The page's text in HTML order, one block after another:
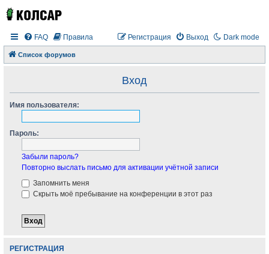
Dark mode
FAQ Правила Выход
Регистрация
Список форумов
Вход
Имя пользователя:
Пароль:
Забыли пароль?
Повторно выслать письмо для активации учётной записи
Запомнить меня
Скрыть моё пребывание на конференции в этот раз
РЕГИСТРАЦИЯ